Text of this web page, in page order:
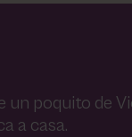
poquito de
a casa.